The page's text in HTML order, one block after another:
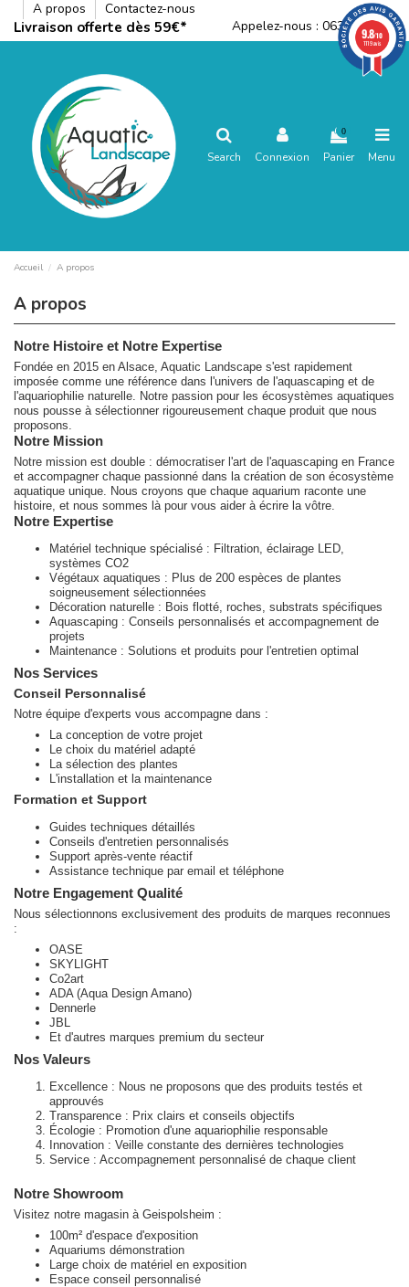
A propos Contactez-nous
Livraison offerte dès 59€* Appelez-nous : 0636792288
Search Connexion
0
Panier Menu
Accueil A propos
A propos
Notre Histoire et Notre Expertise
Fondée en 2015 en Alsace, Aquatic Landscape s'est rapidement
imposée comme une référence dans l'univers de l'aquascaping et de
l'aquariophilie naturelle. Notre passion pour les écosystèmes aquatiques
nous pousse à sélectionner rigoureusement chaque produit que nous
proposons.
Notre Mission
Notre mission est double : démocratiser l'art de l'aquascaping en France
et accompagner chaque passionné dans la création de son écosystème
aquatique unique. Nous croyons que chaque aquarium raconte une
histoire, et nous sommes là pour vous aider à écrire la vôtre.
Notre Expertise
Matériel technique spécialisé : Filtration, éclairage LED,
systèmes CO2
Végétaux aquatiques : Plus de 200 espèces de plantes
soigneusement sélectionnées
Décoration naturelle : Bois flotté, roches, substrats spécifiques
Aquascaping : Conseils personnalisés et accompagnement de
projets
Maintenance : Solutions et produits pour l'entretien optimal
Nos Services
Conseil Personnalisé
Notre équipe d'experts vous accompagne dans :
La conception de votre projet
Le choix du matériel adapté
La sélection des plantes
L'installation et la maintenance
Formation et Support
Guides techniques détaillés
Conseils d'entretien personnalisés
Support après-vente réactif
Assistance technique par email et téléphone
Notre Engagement Qualité
Nous sélectionnons exclusivement des produits de marques reconnues
:
OASE
SKYLIGHT
Co2art
ADA (Aqua Design Amano)
Dennerle
JBL
Et d'autres marques premium du secteur
Nos Valeurs
Excellence : Nous ne proposons que des produits testés et
approuvés
Transparence : Prix clairs et conseils objectifs
Écologie : Promotion d'une aquariophilie responsable
Innovation : Veille constante des dernières technologies
Service : Accompagnement personnalisé de chaque client
Notre Showroom
Visitez notre magasin à Geispolsheim :
100m² d'espace d'exposition
Aquariums démonstration
Large choix de matériel en exposition
Espace conseil personnalisé
9.8/10
1119 avis